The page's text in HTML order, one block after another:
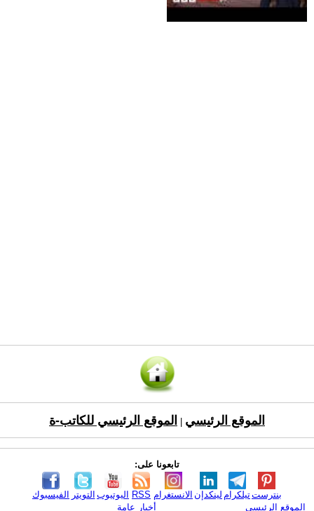
الموقع الرئيسي الموقع الرئيسي للكاتب-ة
تابعونا على:
الفيسبوك التويتر اليوتيوب RSS الانستغرام لينكدإن تيلكرامبنترست
الموقع الرئيسي
أخبار عامة